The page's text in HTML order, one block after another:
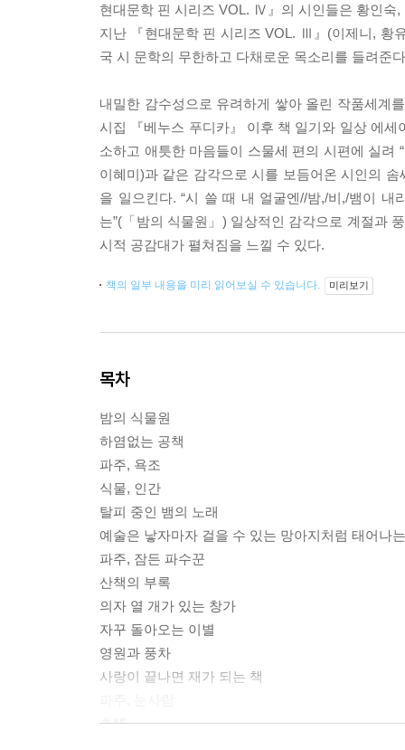
현대문학 핀 시리즈 VOL. Ⅳ』의 시인들은 황인숙
지난 『현대문학 핀 시리즈 VOL. Ⅲ』(이제니, 황
국 시 문학의 무한하고 다채로운 목소리를 들려준
내밀한 감수성으로 유려하게 쌓아 올린 작품세계
시집 『베누스 푸디카』 이후 책 일기와 일상 에
소하고 애틋한 마음들이 스물세 편의 시편에 실려
이혜미)과 같은 감각으로 시를 보듬어온 시인의
을 일으킨다. “시 쓸 때 내 얼굴엔//밤,/비,/뱀이
는”(「밤의 식물원」) 일상적인 감각으로 계절과
시적 공감대가 펼쳐짐을 느낄 수 있다.
책의 일부 내용을 미리 읽어보실 수 있습니다. 미리보기
목차
밤의 식물원
하염없는 공책
파주, 욕조
식물, 인간
탈피 중인 뱀의 노래
예술은 낳자마자 걸을 수 있는 망아지처럼 태어나
파주, 잠든 파수꾼
산책의 부록
의자 열 개가 있는 창가
자꾸 돌아오는 이별
영원과 풍차
사랑이 끝나면 재가 되는 책
촉觸